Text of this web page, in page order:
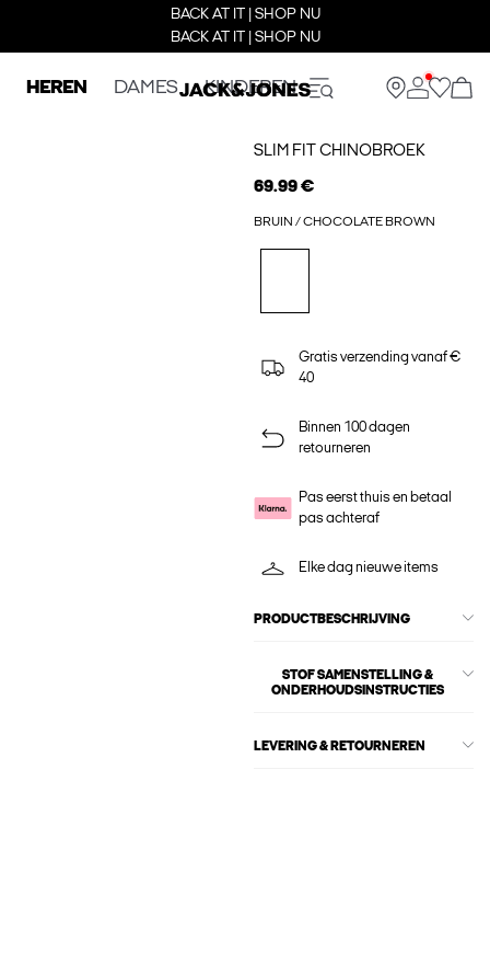
BACK AT IT | SHOP NU
BACK AT IT | SHOP NU
HEREN DAMES KINDEREN
SLIM FIT CHINOBROEK
69.99 €
BRUIN / CHOCOLATE BROWN
Gratis verzending vanaf €
40
Binnen 100 dagen
retourneren
Pas eerst thuis en betaal
pas achteraf
Elke dag nieuwe items
PRODUCTBESCHRIJVING
STOF SAMENSTELLING &
ONDERHOUDSINSTRUCTIES
LEVERING & RETOURNEREN